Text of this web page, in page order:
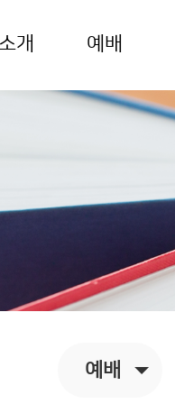
개 예배
예배